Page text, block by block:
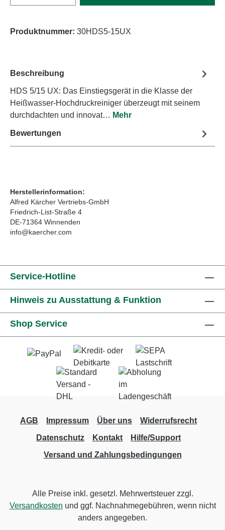
Produktnummer: 30HDS5-15UX
Beschreibung
HDS 5/15 UX: Das Einstiegsgerät in die Klasse der
Heißwasser-Hochdruckreiniger überzeugt mit seinem
durchdachten und innovat… Mehr
Bewertungen
Herstellerinformation:
Alfred Kärcher Vertriebs-GmbH
Friedrich-List-Straße 4
DE-71364 Winnenden
info@kaercher.com
Service-Hotline
Hinweis zu Ausstattung & Funktion
Shop Service
AGB Impressum Über uns
Widerrufsrecht
Datenschutz
Kontakt
Hilfe/Support
Versand und Zahlungsbedingungen
Alle Preise inkl. gesetzl. Mehrwertsteuer zzgl.
Versandkosten und ggf. Nachnahmegebühren, wenn nicht
anders angegeben.